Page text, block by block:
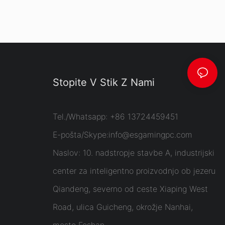
Stopite V Stik Z Nami
Tel./Whatsapp: +86 13724459451
E-pošta/Skype:info@esgamingpc.com
Naslov: 10. nadstropje stavbe A, industrijski
center za inteligentno proizvodnjo ob jezeru
Qiandeng, severno od ceste Xiaping West
Road, ulica Guicheng, okrožje Nanhai,